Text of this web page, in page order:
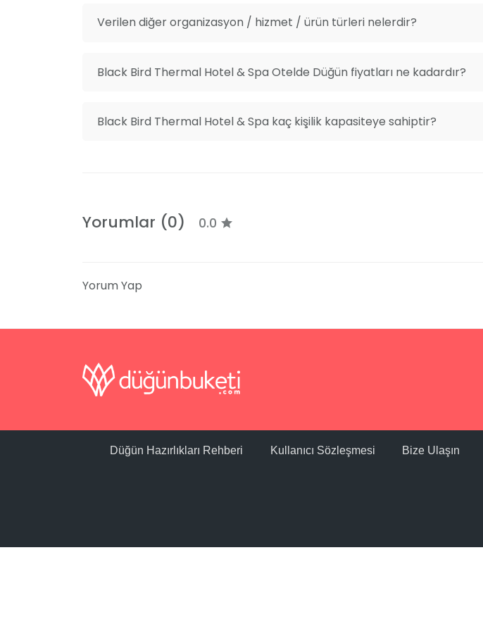
Verilen diğer organizasyon / hizmet / ürün türleri nelerdir?
Black Bird Thermal Hotel & Spa Otelde Düğün fiyatları ne kadardır?
Black Bird Thermal Hotel & Spa kaç kişilik kapasiteye sahiptir?
Yorumlar (0) 0.0
Yorum Yap
Düğün Hazırlıkları Rehberi Kullanıcı Sözleşmesi Bize Ulaşın